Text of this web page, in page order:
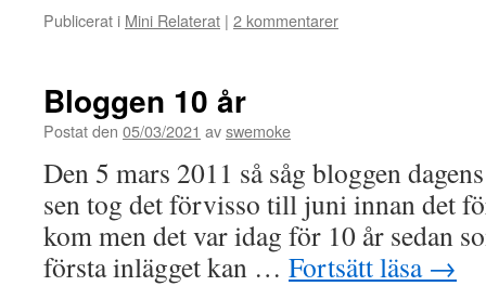
Publicerat i Mini Relaterat | 2 kommentarer
Bloggen 10 år
Postat den 05/03/2021 avswemoke
Den 5 mars 2011 så såg bloggen
sen tog det förvisso till juni innan det
kom men det var idag för 10 år sedan
första inlägget kan … Fortsätt läsa →